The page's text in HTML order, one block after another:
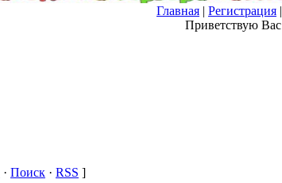
Главная | Регистрация |
Приветствую Вас
· Поиск · RSS ]